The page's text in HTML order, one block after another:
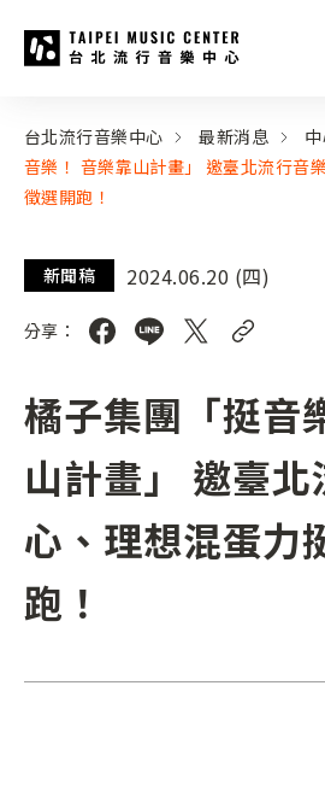
:::
台北流行音樂中心 最新消息
音樂！ 音樂靠山計畫」 邀臺北流行音
徵選開跑！
新聞稿 2024.06.20 (四)
分享：
橘子集團「挺音
山計畫」 邀臺
心、理想混蛋力
跑！